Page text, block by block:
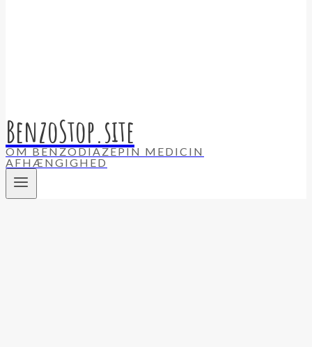
BenzoStop.site
OM BENZODIAZEPIN MEDICIN
AFHÆNGIGHED